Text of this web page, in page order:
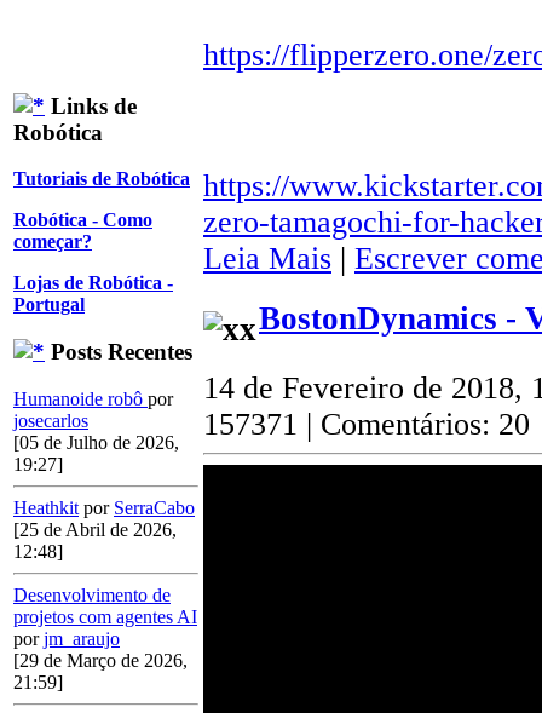
Links de
Robótica
Tutoriais de Robótica
Robótica - Como
começar?
Lojas de Robótica -
Portugal
Posts Recentes
Humanoide robô por
josecarlos
[05 de Julho de 2026,
19:27]
Heathkit por SerraCabo
[25 de Abril de 2026,
12:48]
Desenvolvimento de
projetos com agentes AI
porjm_araujo
[29 de Março de 2026,
21:59]
https://flipperzero.one/
https://
zero-tamagochi-for-
Leia Mais | Escrever
BostonDynamics -
14 de Fevereiro de 2018,
157371 | Comentários: 20